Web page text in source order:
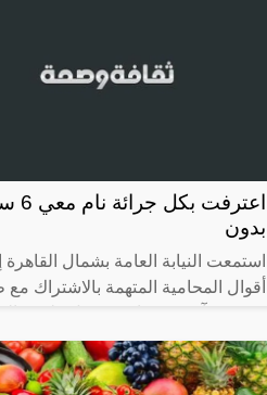
بدون
استمعت النيابة العامة بشمال القاهرة
أقوال المحامية المتهمة بالاشتراك
ودفنه داخل عيادته.